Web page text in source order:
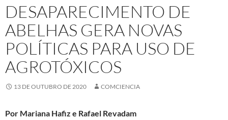
DESAPARECIMENTO DE
ABELHAS GERA NOVAS
POLÍTICAS PARA USO DE
AGROTÓXICOS
13 DE OUTUBRO DE 2020 COMCIENCIA
Por Mariana Hafiz e Rafael Revadam